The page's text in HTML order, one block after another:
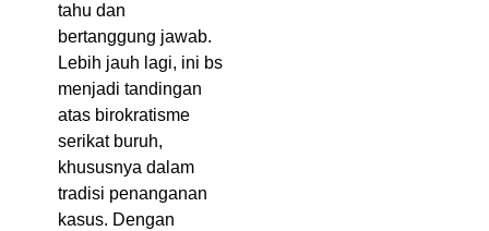
tahu dan
bertanggung jawab.
Lebih jauh lagi, ini bs
menjadi tandingan
atas birokratisme
serikat buruh,
khususnya dalam
tradisi penanganan
kasus. Dengan